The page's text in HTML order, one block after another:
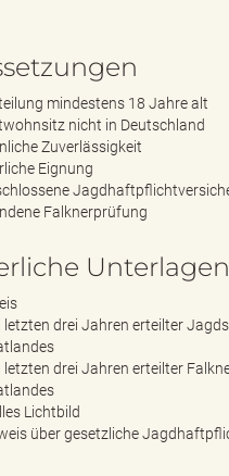
mindestens 18 Jahre alt
nicht in Deutschland
Zuverlässigkeit
Eignung
Falknerprüfung
Unterlagen
letzten drei Jahren erteilter
letzten drei Jahren erteilter
Lichtbild
über gesetzliche